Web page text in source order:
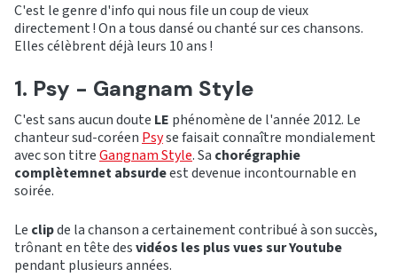
C'est le genre d'info qui nous file un coup de vieux
directement ! On a tous dansé ou chanté sur ces chansons.
Elles célèbrent déjà leurs 10 ans !
1. Psy - Gangnam Style
C'est sans aucun doute LE phénomène de l'année 2012. Le
chanteur sud-coréen Psyse faisait connaître mondialement
avec son titreGangnam Style. Sa chorégraphie
complètemnet absurdeest devenue incontournable en
soirée.
Le clipde la chanson a certainement contribué à son succès,
trônant en tête desvidéos les plus vues sur Youtube
pendant plusieurs années.